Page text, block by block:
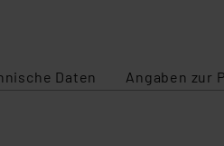
Daten Angaben zur